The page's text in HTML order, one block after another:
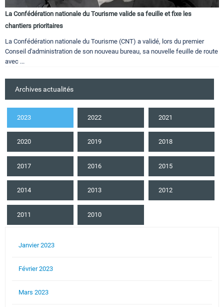
La Confédération nationale du Tourisme valide sa feuille et fixe les
chantiers prioritaires
La Confédération nationale du Tourisme (CNT) a validé, lors du premier
Conseil d'administration de son nouveau bureau, sa nouvelle feuille de route
avec ...
Archives actualités
2023 2022 2021
2020 2019 2018
2017 2016 2015
2014 2013 2012
2011 2010
Janvier 2023
Février 2023
Mars 2023